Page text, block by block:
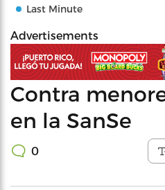
Last Minute
Advertisements
Contra
en la SanSe
0